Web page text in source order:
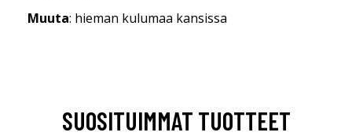
Muuta: hieman kulumaa kansissa
SUOSITUIMMAT TUOTTEET